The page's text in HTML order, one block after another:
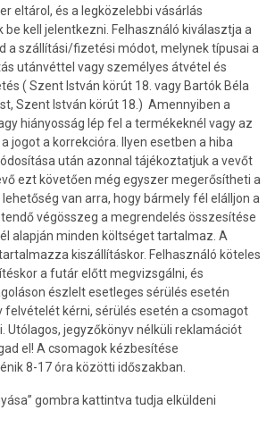
eltárol, és a legközelebbi vásárlás
be kell jelentkezni. Felhasználó kiválasztja a
a szállítási/fizetési módot, melynek típusai a
utánvéttel vagy személyes átvétel és
( Szent István körút 18. vagy Bartók Béla
Szent István körút 18.) Amennyiben a
hiányosság lép fel a termékeknél vagy az
jogot a korrekcióra. Ilyen esetben a hiba
után azonnal tájékoztatjuk a vevőt
ezt követően még egyszer megerősítheti a
van arra, hogy bármely fél elálljon a
végösszeg a megrendelés összesítése
alapján minden költséget tartalmaz. A
kiszállításkor. Felhasználó köteles
a futár előtt megvizsgálni, és
észlelt esetleges sérülés esetén
felvételét kérni, sérülés esetén a csomagot
Utólagos, jegyzőkönyv nélküli reklamációt
el! A csomagok kézbesítése
8-17 óra közötti időszakban.
gombra kattintva tudja elküldeni